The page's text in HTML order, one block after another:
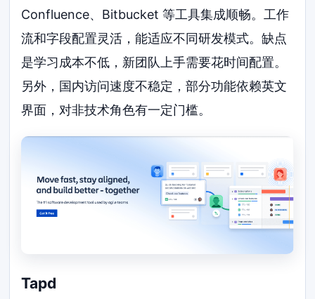
Confluence、Bitbucket 等工具集成顺畅。工作
流和字段配置灵活，能适应不同研发模式。缺点
是学习成本不低，新团队上手需要花时间配置。
另外，国内访问速度不稳定，部分功能依赖英文
界面，对非技术角色有一定门槛。
Tapd